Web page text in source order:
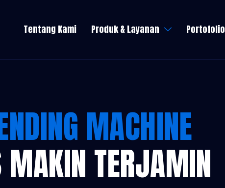
Tentang Kami Produk & Layanan Portofolio
MACHINE
TERJAMIN